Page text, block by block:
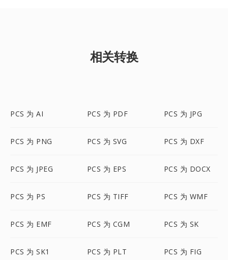
相关转换
PCS 为 AI PCS 为 PDF PCS 为 JPG
PCS 为 PNG PCS 为 SVG PCS 为 DXF
PCS 为 JPEG PCS 为 EPS PCS 为 DOCX
PCS 为 PS PCS 为 TIFF PCS 为 WMF
PCS 为 EMF PCS 为 CGM PCS 为 SK
PCS 为 SK1 PCS 为 PLT PCS 为 FIG